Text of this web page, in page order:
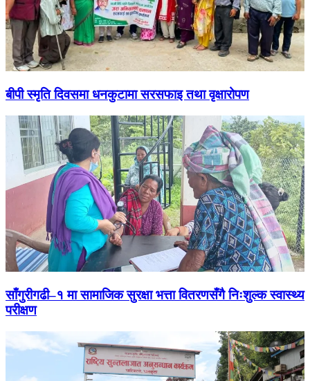
बीपी स्मृति दिवसमा धनकुटामा सरसफाइ तथा वृक्षारोपण
साँगुरीगढी–१ मा सामाजिक सुरक्षा भत्ता वितरणसँगै निःशुल्क स्वास्थ्य
परीक्षण